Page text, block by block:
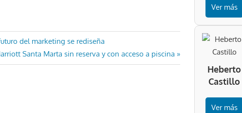
del marketing se rediseña
Santa Marta sin reserva y con acceso a piscina
Ver más
Heberto
Castillo
Ver más